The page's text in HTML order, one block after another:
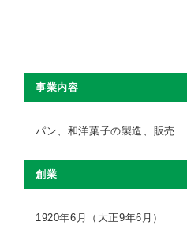
事業内容
パン、和洋菓子の製造、販売
創業
1920年6月（大正9年6月）